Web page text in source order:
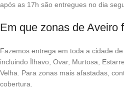
após as 17h são entregues no dia
Em que zonas de Aveiro
Fazemos entrega em toda a cidade
incluindo Ílhavo, Ovar, Murtosa,
Velha. Para zonas mais afastadas,
cobertura.